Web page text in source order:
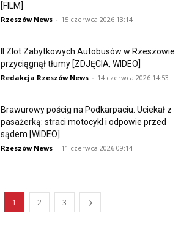
[FILM]
Rzeszów News - 15 czerwca 2026 13:14
II Zlot Zabytkowych Autobusów w Rzeszowie
przyciągnął tłumy [ZDJĘCIA, WIDEO]
Redakcja Rzeszów News - 14 czerwca 2026 14:53
Brawurowy pościg na Podkarpaciu. Uciekał z
pasażerką: straci motocykl i odpowie przed
sądem [WIDEO]
Rzeszów News - 11 czerwca 2026 09:14
1 2 3